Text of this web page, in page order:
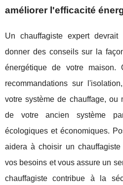
améliorer l'efficacité
Un chauffagiste expert
donner des conseils sur la
énergétique de votre maison.
recommandations sur
votre système de chauffage, ou
de votre ancien système
écologiques et économiques.
aidera à choisir un
vos besoins et vous assure un
chauffagiste contribue à la